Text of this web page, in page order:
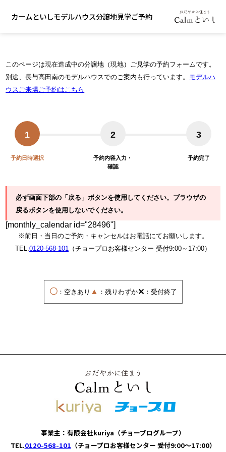
カームといしモデルハウス分譲地見学ご予約
このページは現在造成中の分譲地（現地）ご見学の予約フォームです。
別途、長与高田南のモデルハウスでのご案内も行っています。 モデルハ
ウスご来場ご予約はこちら
1
予約日時選択
2
予約内容入力・
確認
3
予約完了
必ず画面下部の「戻る」ボタンを使用してください。ブラウザの
戻るボタンを使用しないでください。
[monthly_calendar id="28496"]
※前日・当日のご予約・キャンセルはお電話にてお願いします。
TEL. 0120-568-101 （チョープロお客様センター 受付9:00～17:00）
〇：空きあり ▲ ：残りわずか✕ ：受付終了
事業主：有限会社kuriya（チョープログループ）
TEL.0120-568-101 （チョープロお客様センター 受付9:00～17:00）